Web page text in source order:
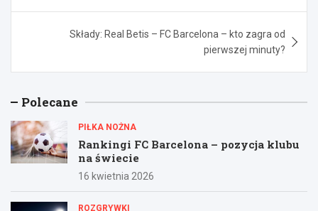
Składy: Real Betis – FC Barcelona – kto zagra od
pierwszej minuty?
Polecane
PIŁKA NOŻNA
Rankingi FC Barcelona – pozycja klubu
na świecie
16 kwietnia 2026
ROZGRYWKI